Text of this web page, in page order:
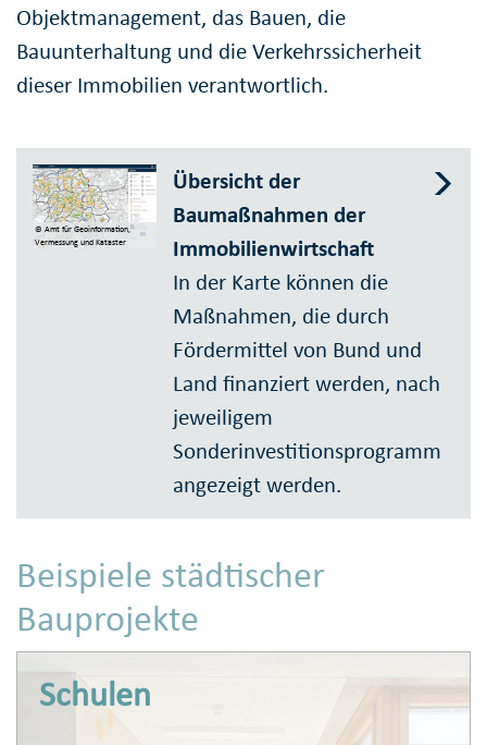
Objektmanagement, das Bauen, die
Bauunterhaltung und die Verkehrssicherheit
dieser Immobilien verantwortlich.
© Amt für Geoinformation,
Vermessung und Kataster
Übersicht der
Baumaßnahmen der
Immobilienwirtschaft
In der Karte können die
Maßnahmen, die durch
Fördermittel von Bund und
Land finanziert werden, nach
jeweiligem
Sonderinvestitionsprogramm
angezeigt werden.
Beispiele städtischer
Bauprojekte
Schulen